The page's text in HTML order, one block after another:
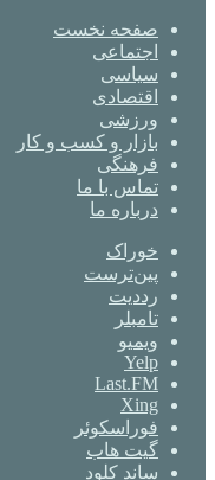
صفحه نخست
اجتماعی
سیاسی
اقتصادی
ورزشی
بازار و کسب و کار
فرهنگی
تماس با ما
درباره ما
خوراک
‫پین‌ترست
‫رددیت
‫تامبلر
ویمیو
Yelp
Last.FM
Xing
فوراسکوئر
گیت ‌هاب
ساند کلود